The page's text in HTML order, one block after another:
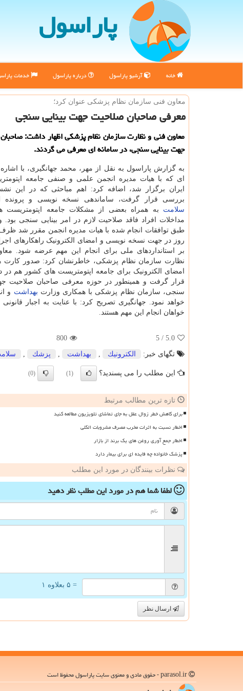
پاراسول
خانه آرشیو پاراسول درباره پاراسول خدمات
معاون فنی سازمان نظام پزشكی عنوان كرد؛
معرفی صاحبان صلاحیت جهت بینایی سنجی
معاون فنی و نظارت سازمان نظام پزشكی اظهار داشت:
جهت بینایی سنجی، در سامانه ای معرفی می گردند.
به گزارش پاراسول به نقل از مهر، محمد جهانگیری، با
ای که با هیات مدیره انجمن علمی و صنفی جامعه
ایران برگزار شد، اضافه کرد: اهم مباحثی که در این
بررسی قرار گرفت، ساماندهی نسخه نویسی و پرونده
سلامت به همراه بعضی از مشکلات جامعه اپتومتریست
مداخلات افراد فاقد صلاحیت لازم در امر بینایی سنجی بود.
روز در جهت نسخه نویسی و امضای الکترونیک راهکارهای
بر استانداردهای ملی برای انجام این مهم عرضه شود.
نظارت سازمان نظام پزشکی، خاطرنشان کرد: صدور کارت
امضای الکترونیک برای جامعه اپتومتریست های کشور هم در
قرار گرفت و همینطور در حوزه معرفی صاحبان صلاحیت
سنجی، سازمان نظام پزشکی با همکاری وزارت بهداشت و
خواهد نمود. جهانگیری تصریح کرد: با عنایت به اجبار
خواهان انجام این مهم هستند.
5.0
/ 5
800
تگهای خبر:
الكترونیك بهداشت پزشك
این مطلب را می پسندید؟ (1)
(0)
تازه ترین مطالب مرتبط
برای کاهش خطر زوال عقل به جای تماشای تلویزیون مطالعه کنید
اخطار نسبت به اثرات مخرب مصرف مشروبات الکلی
اخطار جمع آوری روغن های یک برند از بازار
پزشک خانواده چه فایده ای برای بیمار دارد
نظرات بینندگان در مورد این مطلب
لطفا شما همدر مورد این مطلبنظر دهید
= ۵ بعلاوه ۱
ارسال نظر